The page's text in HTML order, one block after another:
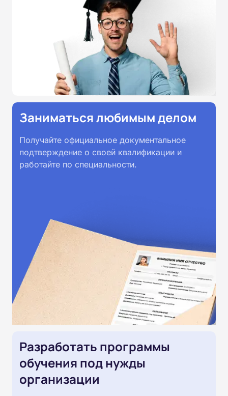
Заниматься любимым делом
Получайте официальное документальное
подтверждение о своей квалификации и
работайте по специальности.
Разработать программы
обучения под нужды
организации